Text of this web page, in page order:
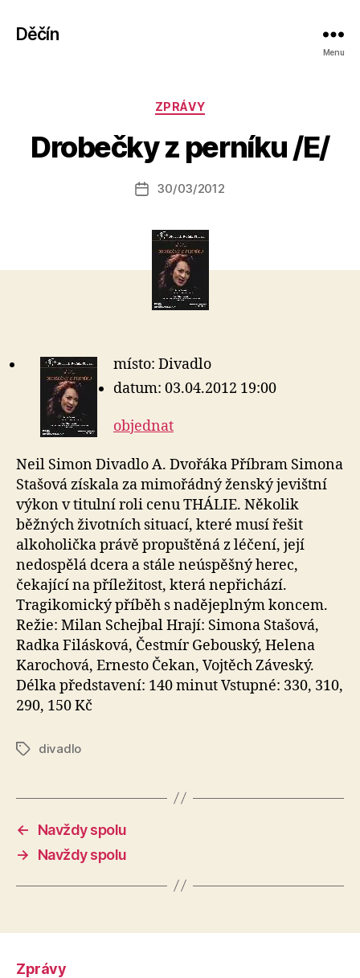
Děčín
Menu
Rubriky
ZPRÁVY
Drobečky z perníku /E/
Autor
příspěvku
o
a
Datum
30/03/2012
místo: Divadlo
datum: 03.04.2012 19:00
objednat
Neil Simon Divadlo A. Dvořáka Příbram Simona
Stašová získala za mimořádný ženský jevištní
výkon v titulní roli cenu THÁLIE. Několik
běžných životních situací, které musí řešit
alkoholička právě propuštěná z léčení, její
nedospělá dcera a stále neúspěšný herec,
čekající na příležitost, která nepřichází.
Tragikomický příběh s nadějeplným koncem.
Režie: Milan Schejbal Hrají: Simona Stašová,
Radka Filásková, Čestmír Gebouský, Helena
Karochová, Ernesto Čekan, Vojtěch Záveský.
Délka představení: 140 minut Vstupné: 330, 310,
290, 150 Kč
Štítkydivadlo
←
Navždy spolu
→
Navždy spolu
Zprávy